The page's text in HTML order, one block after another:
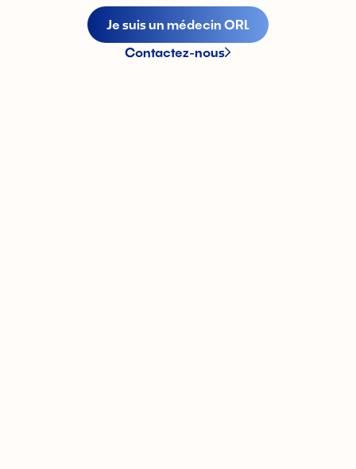
Je suis un médecin ORL
Contactez-nous